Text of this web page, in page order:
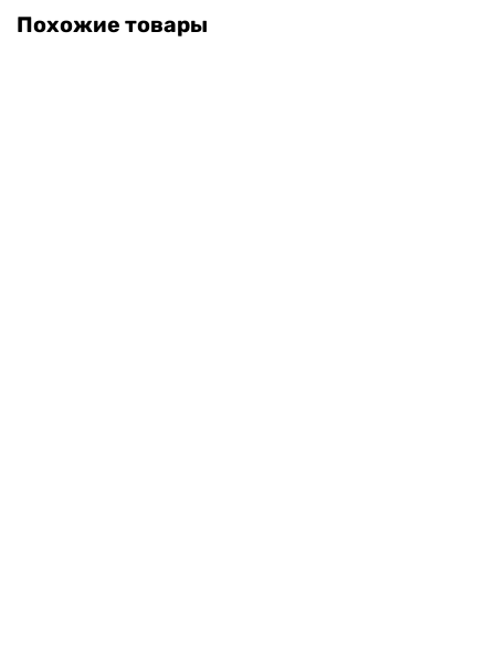
Похожие товары